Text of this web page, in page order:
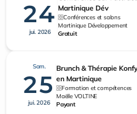
24
jui. 2026
Martinique Dév
Conférences et salons
Martinique Développement
Gratuit
Sam.
25
jui. 2026
Brunch & Thérapie
en Martinique
Formation et compétences
Maëlle VOLTINE
Payant